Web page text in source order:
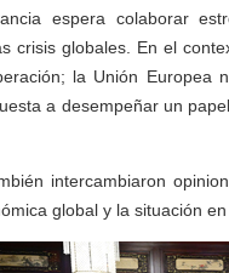
espera colaborar
crisis globales. En el
la Unión Europea
a desempeñar un
intercambiaron
global y la situación en